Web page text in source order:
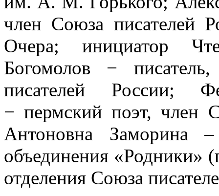
член Союза писателей
Очера; инициатор
Богомолов −
писателей России;
− пермский поэт, член
Антоновна Заморина –
объединения «Родники»
отделения Союза